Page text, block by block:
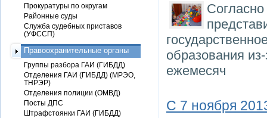
образования
ежемесяч
С 7 ноября
Прокуратуры по округам
Районные суды
Служба судебных приставов
(УФССП)
Правоохранительные органы
Группы разбора ГАИ (ГИБДД)
Отделения ГАИ (ГИБДД) (МРЭО,
ТНРЭР)
Отделения полиции (ОМВД)
Посты ДПС
Штрафстоянки ГАИ (ГИБДД)